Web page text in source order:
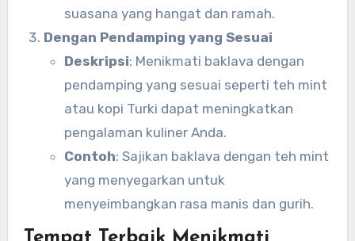
suasana yang hangat dan ramah.
Dengan Pendamping yang Sesuai
Deskripsi: Menikmati baklava dengan
pendamping yang sesuai seperti teh mint
atau kopi Turki dapat meningkatkan
pengalaman kuliner Anda.
Contoh: Sajikan baklava dengan teh mint
yang menyegarkan untuk
menyeimbangkan rasa manis dan gurih.